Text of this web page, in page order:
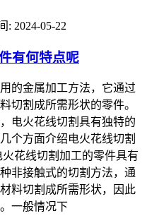
: 2024-05-22
有何特点呢
的金属加工方法，它通过
切割成所需形状的零件。
电火花线切割具有独特的
个方面介绍电火花线切割
花线切割加工的零件具有
非接触式的切割方法，通
料切割成所需形状，因此
一般情况下